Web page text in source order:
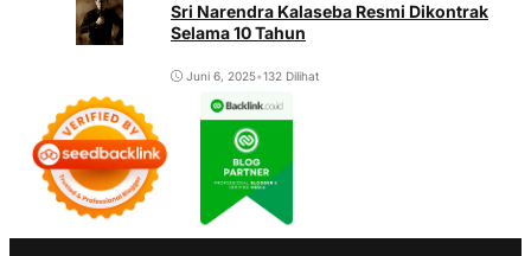
Sri Narendra Kalaseba Resmi Dikontrak
Selama 10 Tahun
Juni 6, 2025•132 Dilihat